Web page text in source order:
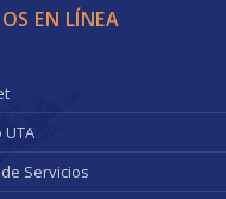
EN LÍNEA
UTA
Servicios